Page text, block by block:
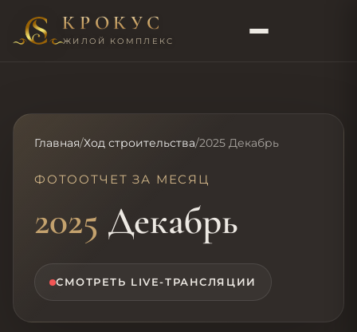
КРОКУС
ЖИЛОЙ КОМПЛЕКС
Главная/Ход строительства/2025 Декабрь
ФОТООТЧЕТ ЗА МЕСЯЦ
2025 Декабрь
СМОТРЕТЬ LIVE-ТРАНСЛЯЦИИ